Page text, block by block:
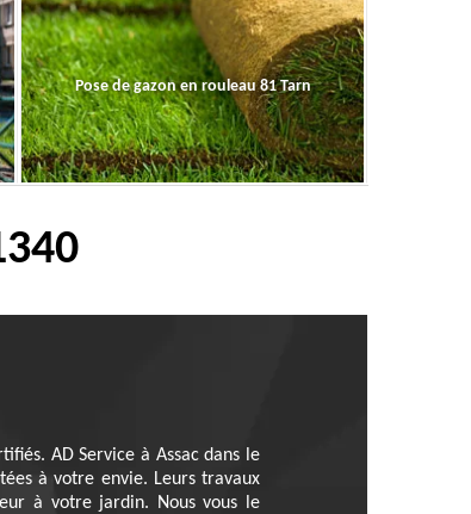
Pose de gazon en rouleau 81 Tarn
AD Service à Assac dans le
à votre envie. Leurs travaux
à votre jardin. Nous vous le